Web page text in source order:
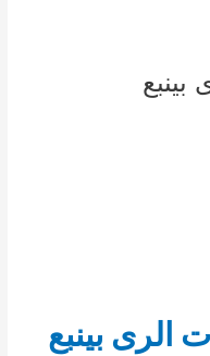
الرى بينبع